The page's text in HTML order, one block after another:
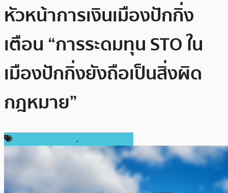
หัวหน้าการเงินเมืองปักกิ่ง
เตือน “การระดมทุน STO ใน
เมืองปักกิ่งยังถือเป็นสิ่งผิด
กฎหมาย”
,